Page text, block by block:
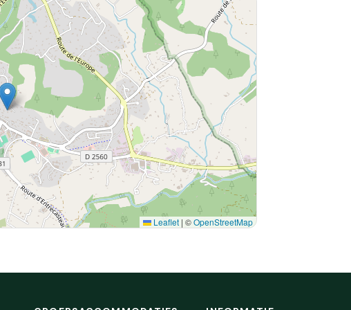
Leaflet | ©OpenStreetMap